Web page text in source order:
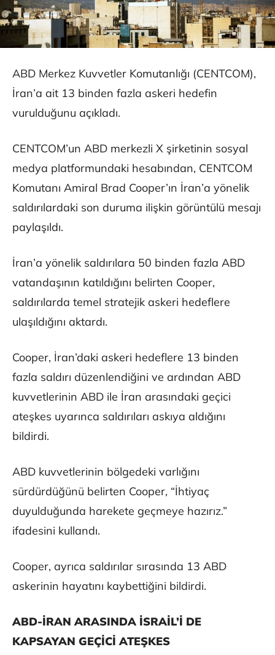
ABD Merkez Kuvvetler Komutanlığı (CENTCOM),
İran’a ait 13 binden fazla askeri hedefin
vurulduğunu açıkladı.
CENTCOM’un ABD merkezli X şirketinin sosyal
medya platformundaki hesabından, CENTCOM
Komutanı Amiral Brad Cooper’ın İran’a yönelik
saldırılardaki son duruma ilişkin görüntülü mesajı
paylaşıldı.
İran’a yönelik saldırılara 50 binden fazla ABD
vatandaşının katıldığını belirten Cooper,
saldırılarda temel stratejik askeri hedeflere
ulaşıldığını aktardı.
Cooper, İran’daki askeri hedeflere 13 binden
fazla saldırı düzenlendiğini ve ardından ABD
kuvvetlerinin ABD ile İran arasındaki geçici
ateşkes uyarınca saldırıları askıya aldığını
bildirdi.
ABD kuvvetlerinin bölgedeki varlığını
sürdürdüğünü belirten Cooper, “İhtiyaç
duyulduğunda harekete geçmeye hazırız.”
ifadesini kullandı.
Cooper, ayrıca saldırılar sırasında 13 ABD
askerinin hayatını kaybettiğini bildirdi.
ABD-İRAN ARASINDA İSRAİL’İ DE
KAPSAYAN GEÇİCİ ATEŞKES